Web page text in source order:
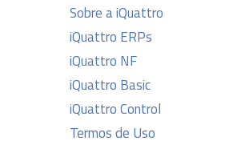
Sobre a iQuattro
iQuattro ERPs
iQuattro NF
iQuattro Basic
iQuattro Control
Termos de Uso